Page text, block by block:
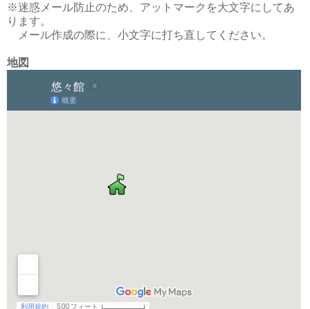
※迷惑メール防止のため、アットマークを大文字にしてあ
ります。
メール作成の際に、小文字に打ち直してください。
地図